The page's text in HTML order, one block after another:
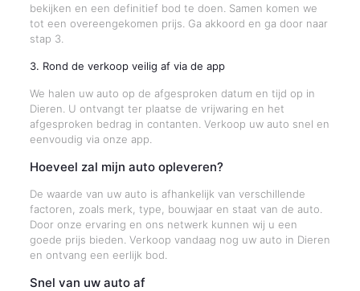
bekijken en een definitief bod te doen. Samen komen we
tot een overeengekomen prijs. Ga akkoord en ga door naar
stap 3.
3. Rond de verkoop veilig af via de app
We halen uw auto op de afgesproken datum en tijd op in
Dieren. U ontvangt ter plaatse de vrijwaring en het
afgesproken bedrag in contanten. Verkoop uw auto snel en
eenvoudig via onze app.
Hoeveel zal mijn auto opleveren?
De waarde van uw auto is afhankelijk van verschillende
factoren, zoals merk, type, bouwjaar en staat van de auto.
Door onze ervaring en ons netwerk kunnen wij u een
goede prijs bieden. Verkoop vandaag nog uw auto in Dieren
en ontvang een eerlijk bod.
Snel van uw auto af